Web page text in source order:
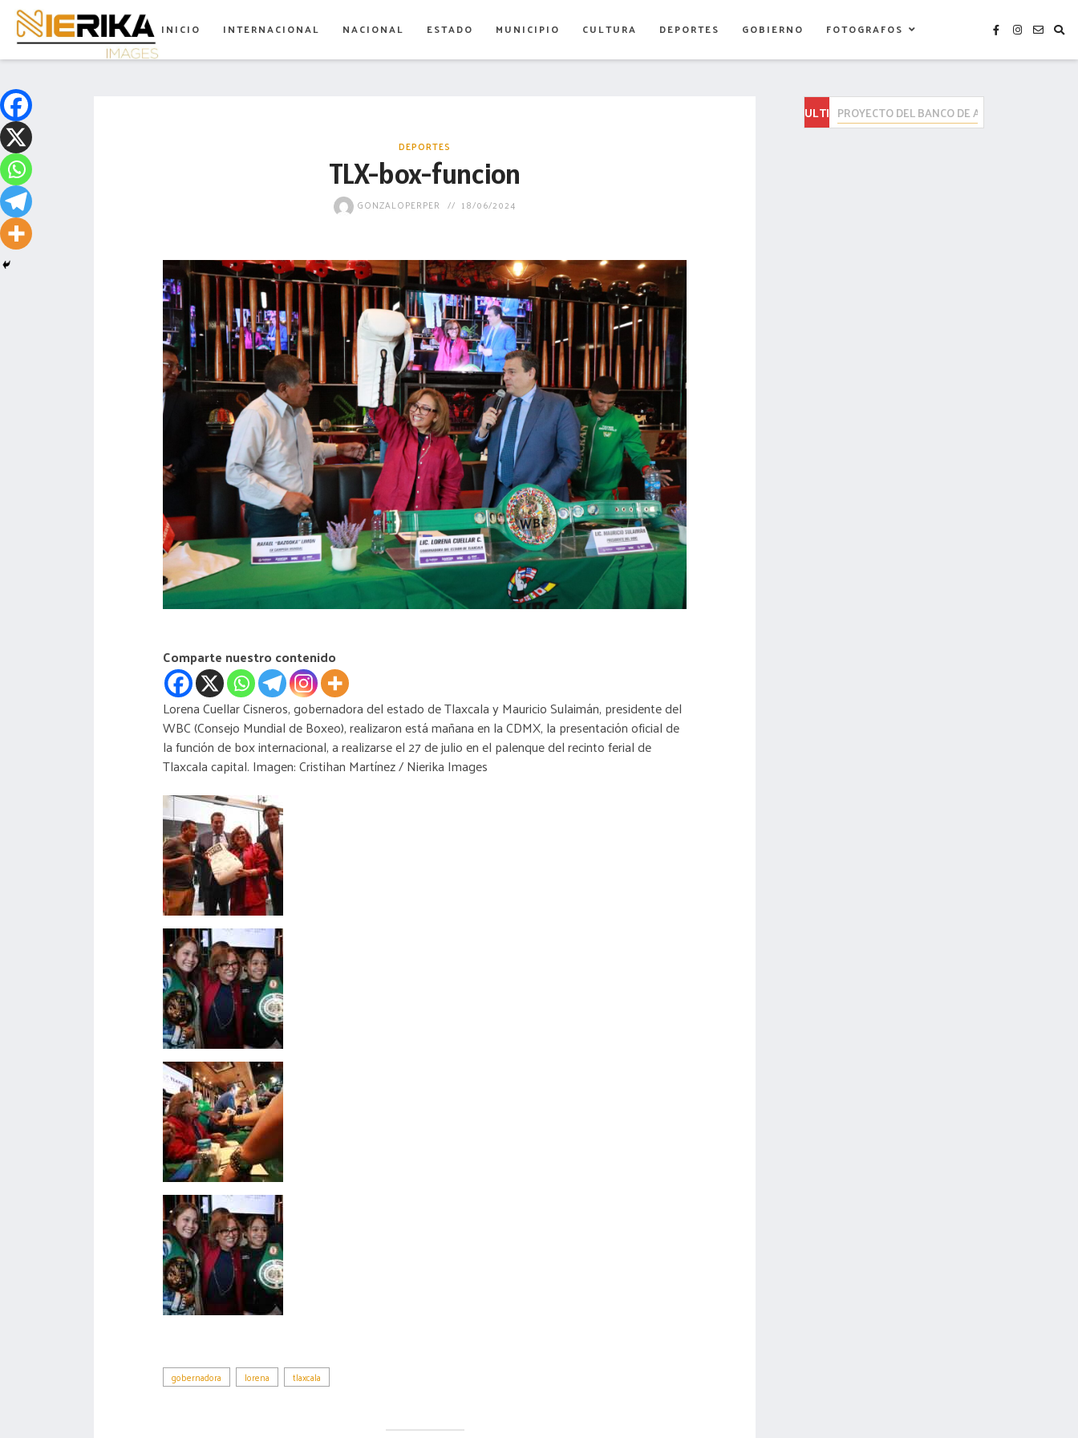
INICIO INTERNACIONAL NACIONAL ESTADO MUNICIPIO CULTURA DEPORTES GOBIERNO FOTOGRAFOS
DEPORTES
TLX-box-funcion
GONZALOPERPER 18/06/2024
Comparte nuestro contenido
Lorena Cuellar Cisneros, gobernadora del estado de Tlaxcala y Mauricio Sulaimán, presidente del
WBC (Consejo Mundial de Boxeo), realizaron está mañana en la CDMX, la presentación oficial de
la función de box internacional, a realizarse el 27 de julio en el palenque del recinto ferial de
Tlaxcala capital. Imagen: Cristihan Martínez / Nierika Images
gobernadora lorena tlaxcala
ULTIMASTLAXCALA SE SUMARÁ A LA JORNADA
aamtlax
abanderamiento
abasto
abejas
abogadas
abuelos
acceso
accidente